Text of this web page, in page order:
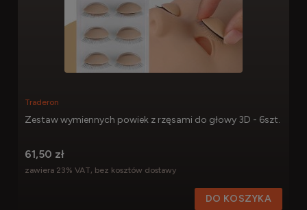
Zestaw wymiennych powiek z rzęsami do głowy 3D - 6szt.
Traderon
61,50 zł
zawiera 23% VAT, bez kosztów dostawy
DO KOSZYKA